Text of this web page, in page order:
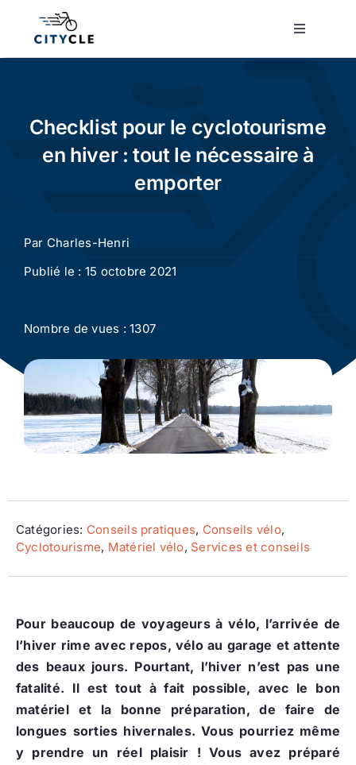
Toggle
Cyclisme urbain
Conseils
Actualité
Checklist pour le cyclotourisme
en hiver : tout le nécessaire à
emporter
Par Charles-Henri
Publié le : 15 octobre 2021
Nombre de vues : 1307
Catégories: Conseils pratiques, Conseils vélo,
Cyclotourisme, Matériel vélo, Services et conseils
Pour beaucoup de voyageurs à vélo, l’arrivée de
l’hiver rime avec repos, vélo au garage et attente
des beaux jours. Pourtant, l’hiver n’est pas une
fatalité. Il est tout à fait possible, avec le bon
matériel et la bonne préparation, de faire de
longues sorties hivernales. Vous pourriez même
y prendre un réel plaisir ! Vous avez préparé